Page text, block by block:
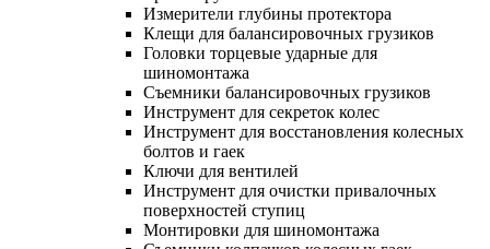
Измерители глубины протектора
Клещи для балансировочных грузиков
Головки торцевые ударные для
шиномонтажа
Съемники балансировочных грузиков
Инструмент для секреток колес
Инструмент для восстановления колесных
болтов и гаек
Ключи для вентилей
Инструмент для очистки привалочных
поверхностей ступиц
Монтировки для шиномонтажа